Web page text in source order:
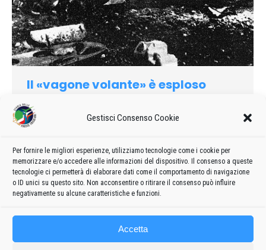
Gestisci Consenso Cookie
Per fornire le migliori esperienze, utilizziamo tecnologie come i cookie per
memorizzare e/o accedere alle informazioni del dispositivo. Il consenso a queste
tecnologie ci permetterà di elaborare dati come il comportamento di navigazione
o ID unici su questo sito. Non acconsentire o ritirare il consenso può influire
negativamente su alcune caratteristiche e funzioni.
Accetta
Il «vagone volante» è esploso
1970
Un aereo C-119 dell’Aeronautica militare è precipitato
Nello sciagura sono morti diciassette militari. Sembra che
l’incidente sia stato causata da un’avaria a uno dei due
motori.